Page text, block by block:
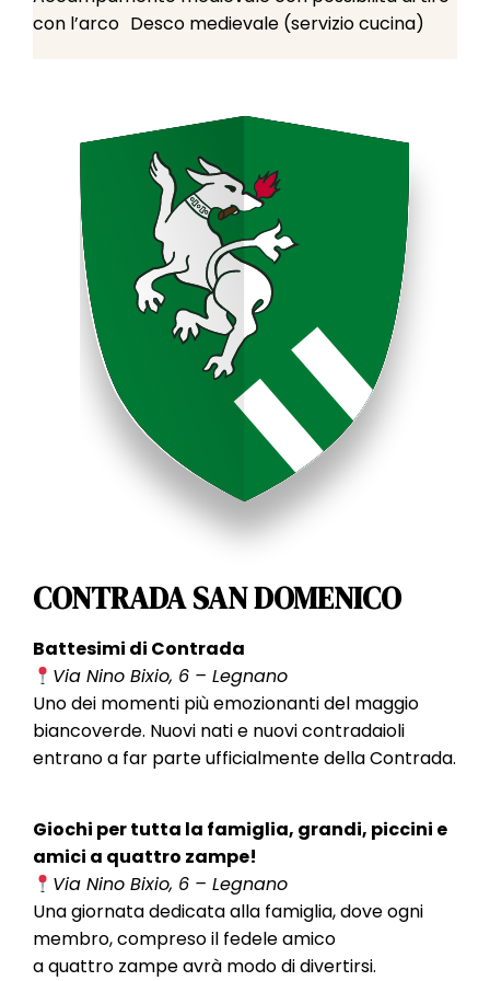
con l’arco Desco medievale (servizio cucina)
CONTRADA SAN DOMENICO
Battesimi di Contrada
Via Nino Bixio, 6 – Legnano
Uno dei momenti più emozionanti del maggio
biancoverde. Nuovi nati e nuovi contradaioli
entrano a far parte ufficialmente della Contrada.
Giochi per tutta la famiglia, grandi, piccini e
amici a quattro zampe!
Via Nino Bixio, 6 – Legnano
Una giornata dedicata alla famiglia, dove ogni
membro, compreso il fedele amico
a quattro zampe avrà modo di divertirsi.